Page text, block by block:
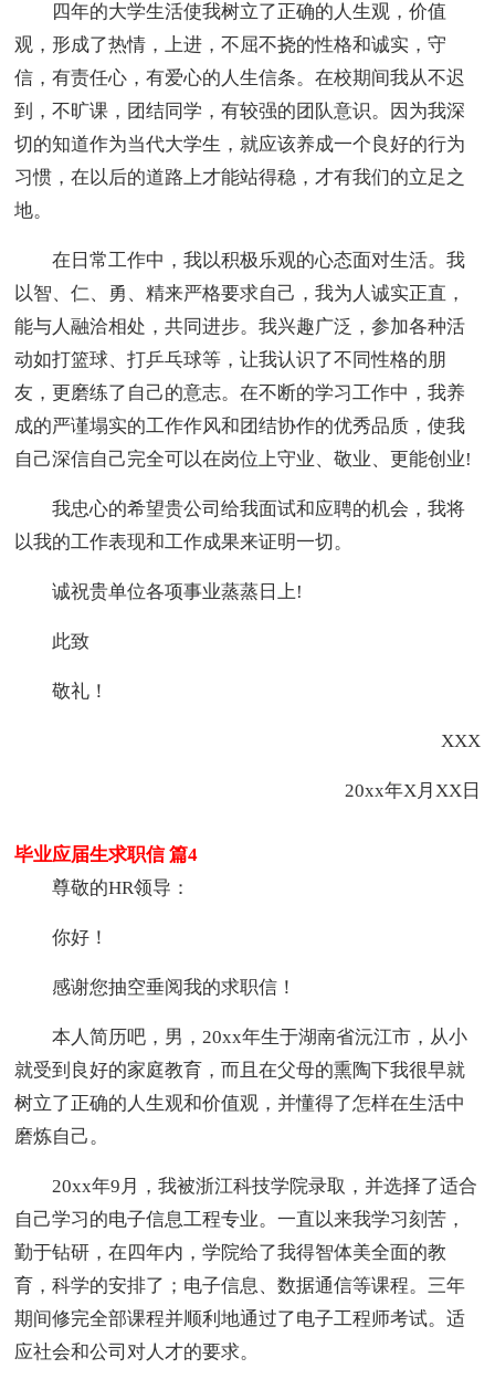
四年的大学生活使我树立了正确的人生观，价值
观，形成了热情，上进，不屈不挠的性格和诚实，守
信，有责任心，有爱心的人生信条。在校期间我从不迟
到，不旷课，团结同学，有较强的团队意识。因为我深
切的知道作为当代大学生，就应该养成一个良好的行为
习惯，在以后的道路上才能站得稳，才有我们的立足之
地。
在日常工作中，我以积极乐观的心态面对生活。我
以智、仁、勇、精来严格要求自己，我为人诚实正直，
能与人融洽相处，共同进步。我兴趣广泛，参加各种活
动如打篮球、打乒乓球等，让我认识了不同性格的朋
友，更磨练了自己的意志。在不断的学习工作中，我养
成的严谨塌实的工作作风和团结协作的优秀品质，使我
自己深信自己完全可以在岗位上守业、敬业、更能创业!
我忠心的希望贵公司给我面试和应聘的机会，我将
以我的工作表现和工作成果来证明一切。
诚祝贵单位各项事业蒸蒸日上!
此致
敬礼！
XXX
20xx年X月XX日
毕业应届生求职信 篇4
尊敬的HR领导：
你好！
感谢您抽空垂阅我的求职信！
本人简历吧，男，20xx年生于湖南省沅江市，从小
就受到良好的家庭教育，而且在父母的熏陶下我很早就
树立了正确的人生观和价值观，并懂得了怎样在生活中
磨炼自己。
20xx年9月，我被浙江科技学院录取，并选择了适合
自己学习的电子信息工程专业。一直以来我学习刻苦，
勤于钻研，在四年内，学院给了我得智体美全面的教
育，科学的安排了；电子信息、数据通信等课程。三年
期间修完全部课程并顺利地通过了电子工程师考试。适
应社会和公司对人才的要求。